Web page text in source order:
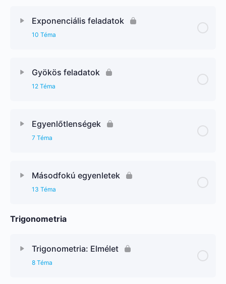
Exponenciális feladatok
10 Téma
Gyökös feladatok
12 Téma
Egyenlőtlenségek
7 Téma
Másodfokú egyenletek
13 Téma
Trigonometria
Trigonometria: Elmélet
8 Téma